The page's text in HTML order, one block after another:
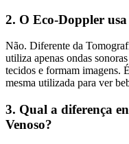
2. O Eco-Doppler
Não. Diferente da
utiliza apenas ondas
tecidos e formam imagens.
mesma utilizada para ver
3. Qual a diferença
Venoso?